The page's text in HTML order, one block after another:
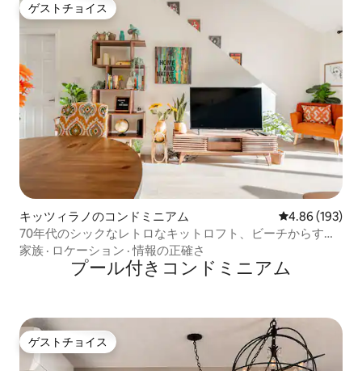
ゲストチョイス
ゲストチョイス
キッツィラノのコンドミニアム レビュー193
4.86 (193)
70年代のシックなレトロなキットロフト、ビーチからす
ぐ！
家族 · ロケーション ·情報の正確さ
プール付きコンドミニアム
ゲストチョイス
ゲストチョイス